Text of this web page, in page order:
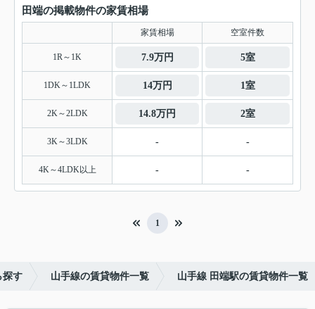
田端の掲載物件の家賃相場
家賃相場 空室件数
1R～1K 7.9万円 5室
1DK～1LDK 14万円 1室
2K～2LDK 14.8万円 2室
3K～3LDK - -
4K～4LDK以上 - -
1
探す 山手線の賃貸物件一覧 山手線 田端駅の賃貸物件一覧